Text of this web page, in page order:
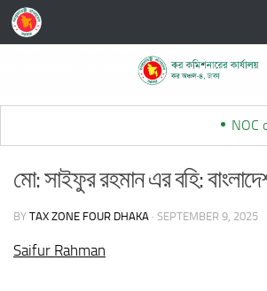
Skip to content
NOC
মো: সাইফুর রহমান এর বহি:
BY TAX ZONE FOUR DHAKA · SEPTEMBER 9, 2025
Saifur Rahman